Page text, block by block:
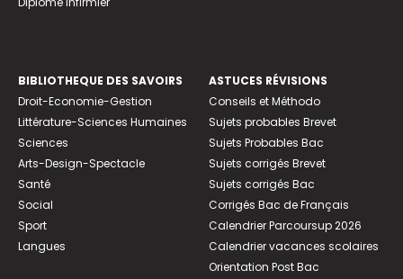
BIBLIOTHEQUE DES SAVOIRS
Droit-Economie-Gestion
Littérature-Sciences Humaines
Sciences
Arts-Design-Spectacle
Santé
Social
Sport
Langues
ASTUCES RÉVISIONS
Conseils et Méthodo
Sujets probables Brevet
Sujets Probables Bac
Sujets corrigés Brevet
Sujets corrigés Bac
Corrigés Bac de Français
Calendrier Parcoursup 2026
Calendrier vacances scolaires
Orientation Post Bac